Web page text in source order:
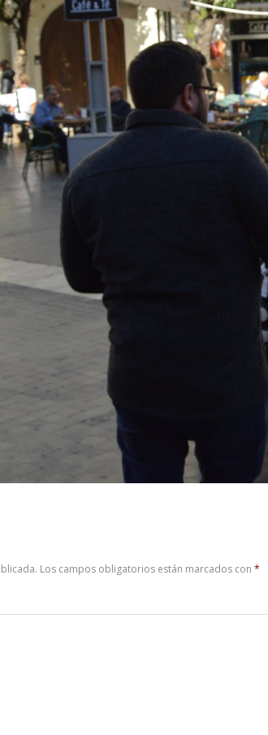
Los campos obligatorios están marcados con *